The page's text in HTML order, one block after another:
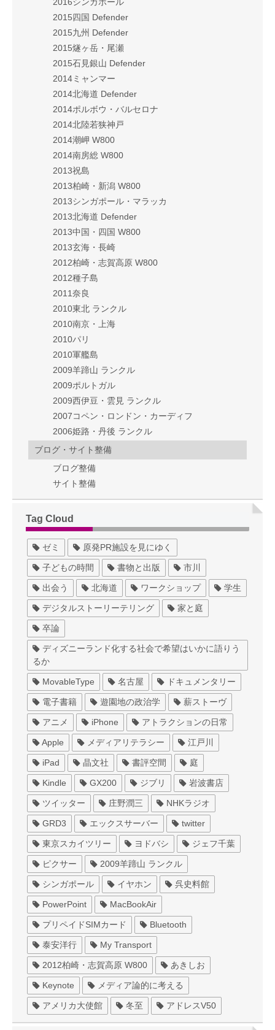
2015四国 Defender
2015九州 Defender
2015燧ヶ岳・尾瀬
2015石見銀山 Defender
2014ミャンマー
2014北海道 Defender
2014ポルボウ・バルセロナ
2014北陸若狭神戸
2014潮岬 W800
2014南房総 W800
2013祝島
2013柏崎・新潟 W800
2013シンガポール・マラッカ
2013北海道 Defender
2013中国・四国 W800
2013玄海・長崎
2012柏崎・志賀高原 W800
2012種子島
2011奈良
2010東北 ランクル
2010南京・上海
2010パリ
2010軍艦島
2009羊蹄山 ランクル
2009ポルトガル
2009西伊豆・雲見 ランクル
2007コペン・ロンドン・カーディフ
2006姫路・丹後 ランクル
ブログ・サイト整備
ブログ整備
サイト整備
Tag Cloud
ゼミ 原発PR施設を見にゆく
子どもの時間 書物と出版 市川
出会う 北海道 ワークショップ 学生
デジタルストーリーテリング 家と庭
卒論
ディズニーランド化する社会で希望はいかに語りう
るか
MovableType 名古屋 ドキュメンタリー
電子書籍 遊園地の政治学 薪ストーヴ
アニメ iPhone アトラクションの日常
Apple メディアリテラシー 江戸川
iPad 晶文社 書評空間 庭
Kindle GX200 ジブリ 岩波書店
ツイッター 庄野潤三 NHKラジオ
GRD3 エックスサーバー twitter
東京スカイツリー ヨドバシ ジェフ千葉
ピクサー 2009羊蹄山 ランクル
シンガポール イヤホン 呉史料館
PowerPoint MacBookAir
プリペイドSIMカード Bluetooth
泰安洋行 My Transport
2012柏崎・志賀高原 W800 あきしお
Keynote メディア論的に考える
アメリカ大使館 冬至 アドレスV50